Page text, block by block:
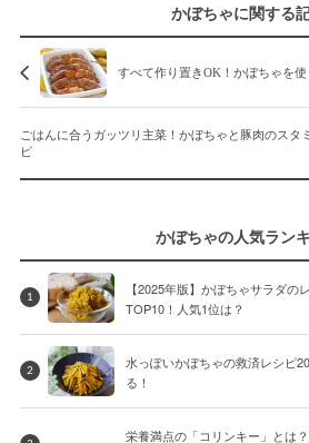
かぼちゃに関する
すべて作り置きOK！かぼちゃを
ごはんに合うガッツリ主菜！かぼちゃと豚肉のスタ
ピ
かぼちゃの人気ラン
1
【2025年版】かぼちゃサラダの
TOP10！人気1位は？
2
水っぽいかぼちゃの救済レシピ
る！
栄養満点の「コリンキー」とは